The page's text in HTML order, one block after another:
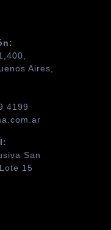
Aires,
4199
San
15